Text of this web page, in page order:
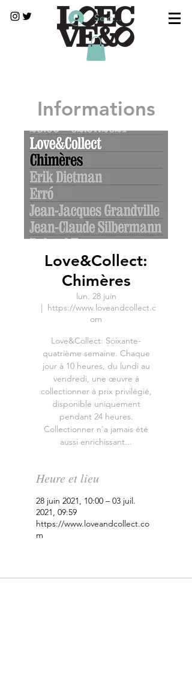
Se connecter
Informations
Love&Collect:
Chimères
lun. 28 juin
  |
https://www.loveandcollect.c
om
Love&Collect: Soixante-
quatrième semaine. Chaque
jour à 10 heures, du lundi au
vendredi, une œuvre à
collectionner à prix privilégié,
disponible uniquement
pendant 24 heures.
Collectionner n'a jamais été
aussi enrichissant...
Heure et lieu
28 juin 2021, 10:00 – 03 juil.
2021, 09:59
https://www.loveandcollect.co
m